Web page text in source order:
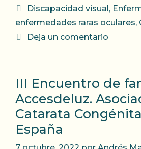
Etiquetas
Discapacidad visual ,
enfermedades raras oculares,
Deja un comentario
III Encuentro de
Accesdeluz.
Catarata
España